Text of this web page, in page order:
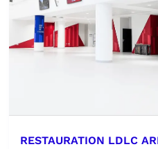
RESTAURATION LDLC